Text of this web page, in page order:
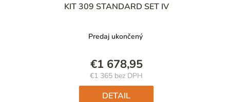
KIT 309 STANDARD SET IV
Predaj ukončený
€1 678,95
€1 365 bez DPH
Jednotková
cena:
DETAIL